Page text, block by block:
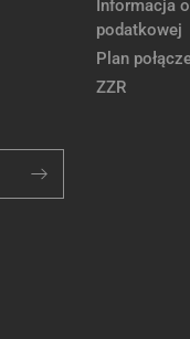
Informacja
podatkowej
Plan
ZZR